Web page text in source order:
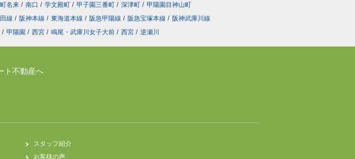
名来 / 南口 / 学文殿町 / 甲子園三番町 / 深津町 / 甲陽園目神山町
線 / 阪神本線 / 東海道本線 / 阪急甲陽線 / 阪急宝塚本線 / 阪神武庫川線
/ 甲陽園 / 西宮 / 鳴尾・武庫川女子大前 / 西宮 / 逆瀬川
ト不動産へ
スタッフ紹介
お客様の声